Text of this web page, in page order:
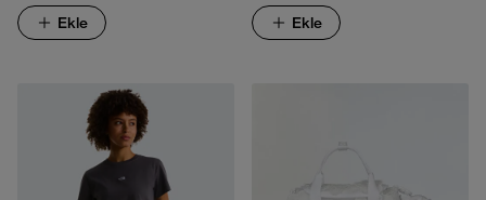
Ekle Ekle